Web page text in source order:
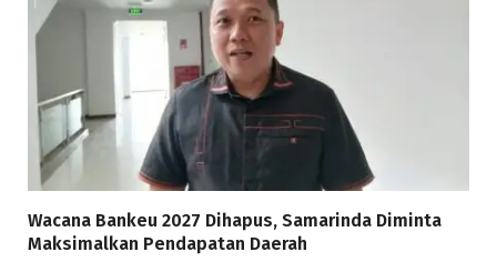
Wacana Bankeu 2027 Dihapus, Samarinda Diminta
Maksimalkan Pendapatan Daerah